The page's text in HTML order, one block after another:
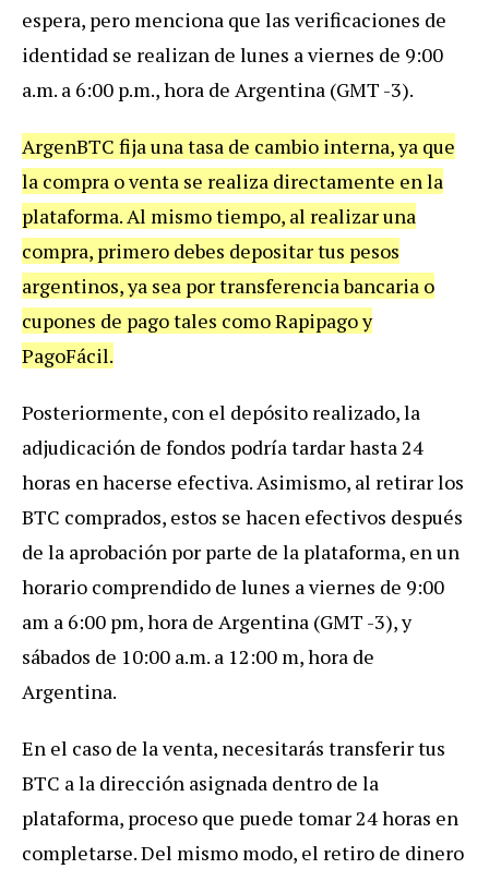
espera, pero menciona que las verificaciones de
identidad se realizan de lunes a viernes de 9:00
a.m. a 6:00 p.m., hora de Argentina (GMT -3).
ArgenBTC fija una tasa de cambio interna, ya que
la compra o venta se realiza directamente en la
plataforma. Al mismo tiempo, al realizar una
compra, primero debes depositar tus pesos
argentinos, ya sea por transferencia bancaria o
cupones de pago tales como Rapipago y
PagoFácil.
Posteriormente, con el depósito realizado, la
adjudicación de fondos podría tardar hasta 24
horas en hacerse efectiva. Asimismo, al retirar los
BTC comprados, estos se hacen efectivos después
de la aprobación por parte de la plataforma, en un
horario comprendido de lunes a viernes de 9:00
am a 6:00 pm, hora de Argentina (GMT -3), y
sábados de 10:00 a.m. a 12:00 m, hora de
Argentina.
En el caso de la venta, necesitarás transferir tus
BTC a la dirección asignada dentro de la
plataforma, proceso que puede tomar 24 horas en
completarse. Del mismo modo, el retiro de dinero